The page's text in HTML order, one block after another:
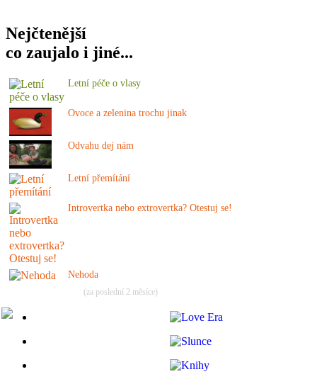
Nejčtenější
co zaujalo i jiné...
Letní péče o vlasy
Ovoce a zelenina trochu jinak
Odvahu dej nám
Letní přemítání
Introvertka nebo extrovertka? Otestuj se!
Nehoda
(za poslední 2 měsíce)